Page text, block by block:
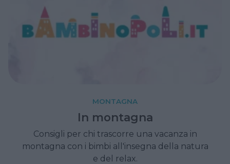
MONTAGNA
In montagna
Consigli per chi trascorre una vacanza in
montagna con i bimbi all'insegna della natura
e del relax.